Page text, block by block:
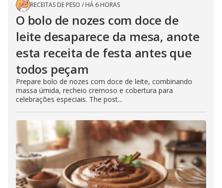
RECEITAS DE PESO / HÁ 6 HORAS
O bolo de nozes com doce de
leite desaparece da mesa, anote
esta receita de festa antes que
todos peçam
Prepare bolo de nozes com doce de leite, combinando
massa úmida, recheio cremoso e cobertura para
celebrações especiais. The post...